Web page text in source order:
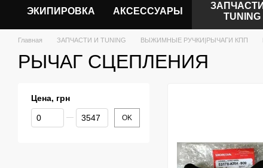
ЭКИПИРОВКА АКСЕССУАРЫ
ТUNING
Главная ЗАПЧАСТИ И ТUNING ВЫЖИМНЫЕ РУЧКИ|РЫЧАГИ КПП
РЫЧАГ СЦЕПЛЕНИЯ
Цена, грн
От Цена, грн
До Цена, грн OK